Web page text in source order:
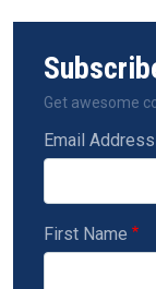
Get awesome
Email Address
First Name